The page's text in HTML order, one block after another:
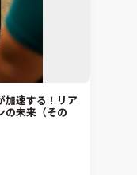
加速する！リア
の未来（その